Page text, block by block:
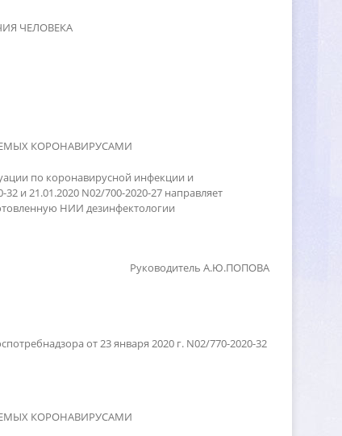
ЧЕЛОВЕКА
КОРОНАВИРУСАМИ
по коронавирусной инфекции и
32 и 21.01.2020 N02/700-2020-27 направляет
НИИ дезинфектологии
Руководитель А.Ю.ПОПОВА
от 23 января 2020 г. N02/770-2020-32
КОРОНАВИРУСАМИ